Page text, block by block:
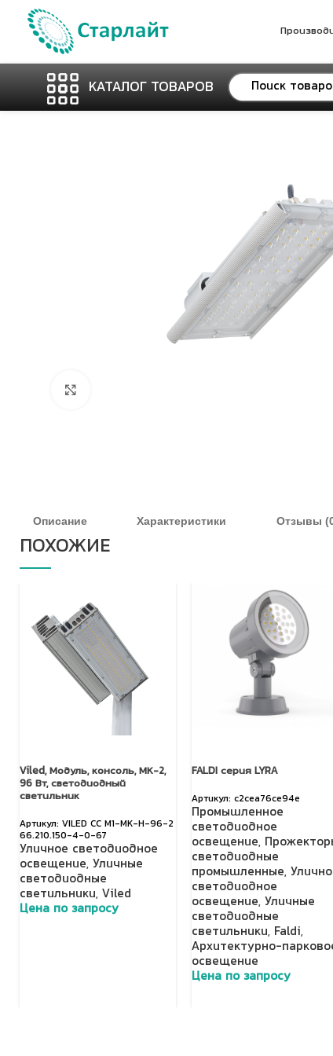
КАТАЛОГ ТОВАРОВ
Описание Характеристики Отзывы
ПОХОЖИЕ
Viled, Модуль, консоль, МК-2,
96 Вт, светодиодный
светильник
VILED СС М1-МК-Н-96-2
66.210.150-4-0-67
Уличное светодиодное
освещение, Уличные
светодиодные
светильники, Viled
Цена по запросу
FALDI серия LYRA
c2cea76ce94e
Промышленное
светодиодное
освещение,
светодиодные
промышленные,
светодиодное
освещение, Уличные
светодиодные
светильники, Faldi,
Архитектурно-
освещение
Цена по запросу